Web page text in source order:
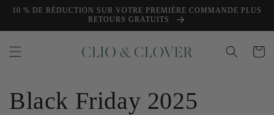
passer
10 % DE RÉDUCTION SUR VOTRE PREMIÈRE COMMANDE PLUS
RETOURS GRATUITS
Panier
Black Friday 2025